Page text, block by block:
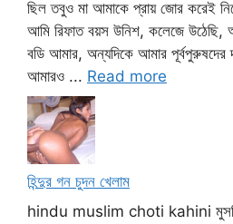
ছিল তবুও মা আমাকে প্রায় জোর করেই
আমি রিফাত বয়স উনিশ, কলেজে
বডি আমার, অন্যদিকে আমার পূর্বপুরুষদের
আমারও ... Read more
হিন্দুর গন চুদন খেলাম
hindu muslim choti kahini মুসলিম